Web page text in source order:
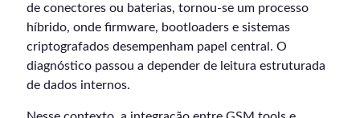
de conectores ou baterias, tornou-se um processo
híbrido, onde firmware, bootloaders e sistemas
criptografados desempenham papel central. O
diagnóstico passou a depender de leitura estruturada
de dados internos.